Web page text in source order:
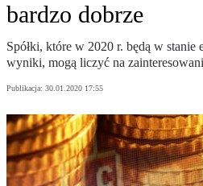
bardzo dobrze
Spółki, które w 2020 r. będą w
wyniki, mogą liczyć na
Publikacja: 30.01.2020 17:55